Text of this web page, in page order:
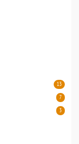
13
7
3